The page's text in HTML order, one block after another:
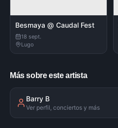
Besmaya @ Caudal Fest
18 sept.
Lugo
Más sobre este artista
Barry B
Ver perfil, conciertos y más